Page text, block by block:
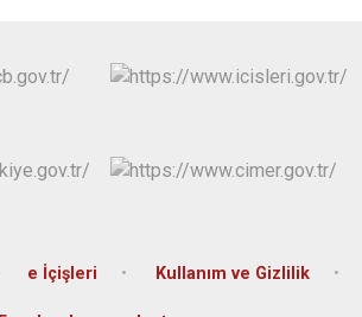
e İçişleri Kullanım ve Gizlilik